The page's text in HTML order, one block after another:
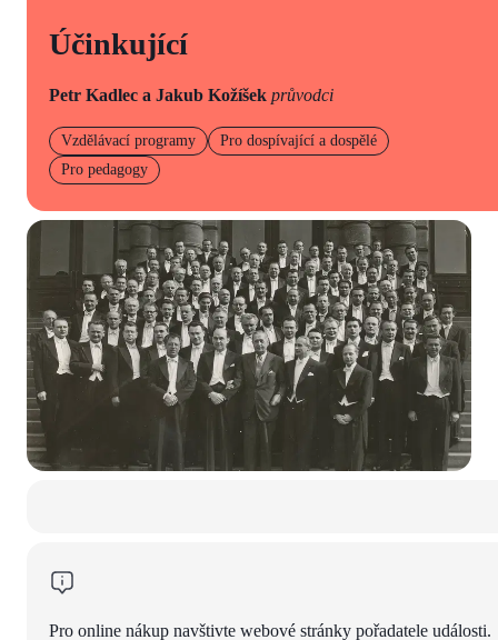
Účinkující
Petr Kadlec a Jakub Kožíšek průvodci
Vzdělávací programy
Pro dospívající a dospělé
Pro pedagogy
Pro online nákup navštivte webové stránky pořadatele události.